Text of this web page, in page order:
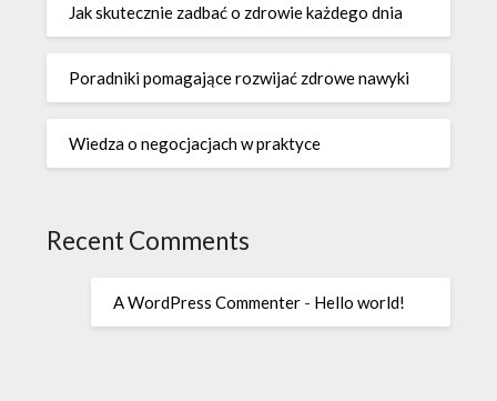
Jak skutecznie zadbać o zdrowie każdego dnia
Poradniki pomagające rozwijać zdrowe nawyki
Wiedza o negocjacjach w praktyce
Recent Comments
A WordPress Commenter - Hello world!